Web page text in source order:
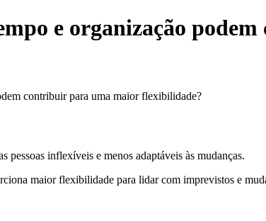
e organização
contribuir para uma maior flexibilidade?
pessoas inflexíveis e menos adaptáveis às mudanças.
maior flexibilidade para lidar com imprevistos e